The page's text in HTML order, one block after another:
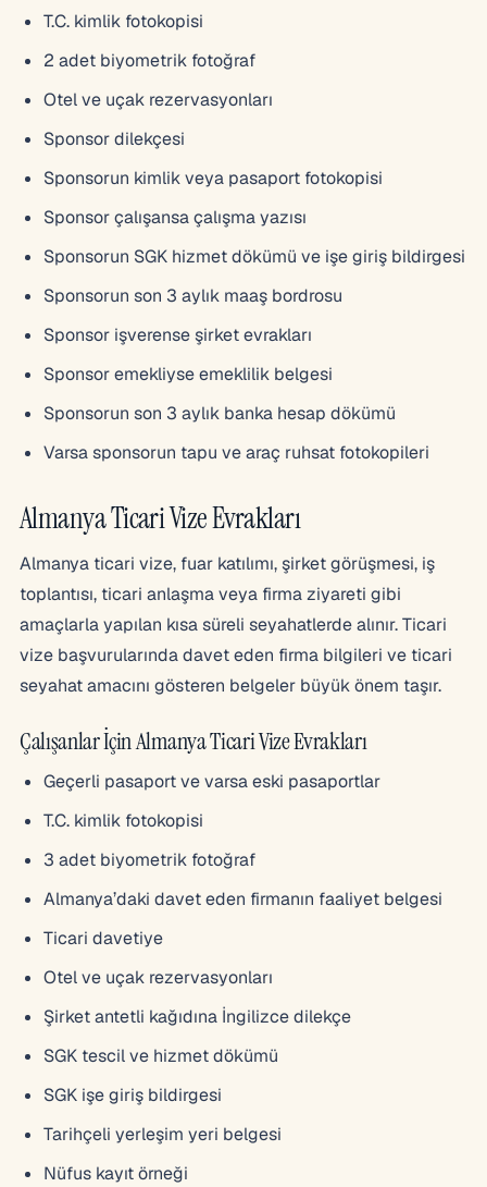
T.C. kimlik fotokopisi
2 adet biyometrik fotoğraf
Otel ve uçak rezervasyonları
Sponsor dilekçesi
Sponsorun kimlik veya pasaport fotokopisi
Sponsor çalışansa çalışma yazısı
Sponsorun SGK hizmet dökümü ve işe giriş bildirgesi
Sponsorun son 3 aylık maaş bordrosu
Sponsor işverense şirket evrakları
Sponsor emekliyse emeklilik belgesi
Sponsorun son 3 aylık banka hesap dökümü
Varsa sponsorun tapu ve araç ruhsat fotokopileri
Almanya Ticari Vize Evrakları
Almanya ticari vize, fuar katılımı, şirket görüşmesi, iş
toplantısı, ticari anlaşma veya firma ziyareti gibi
amaçlarla yapılan kısa süreli seyahatlerde alınır. Ticari
vize başvurularında davet eden firma bilgileri ve ticari
seyahat amacını gösteren belgeler büyük önem taşır.
Çalışanlar İçin Almanya Ticari Vize Evrakları
Geçerli pasaport ve varsa eski pasaportlar
T.C. kimlik fotokopisi
3 adet biyometrik fotoğraf
Almanya’daki davet eden firmanın faaliyet belgesi
Ticari davetiye
Otel ve uçak rezervasyonları
Şirket antetli kağıdına İngilizce dilekçe
SGK tescil ve hizmet dökümü
SGK işe giriş bildirgesi
Tarihçeli yerleşim yeri belgesi
Nüfus kayıt örneği